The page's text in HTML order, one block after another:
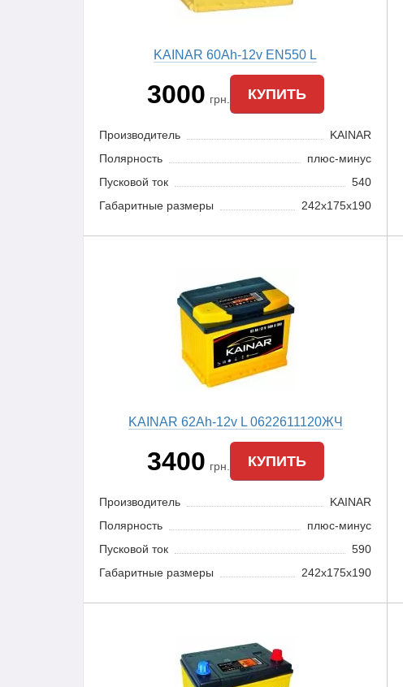
KAINAR 60Ah-12v EN550 L
3000 грн. КУПИТЬ
Производитель
KAINAR
Полярность
плюс-минус
Пусковой ток
540
Габаритные размеры
242x175x190
KAINAR 62Ah-12v L 0622611120ЖЧ
3400 грн. КУПИТЬ
Производитель
KAINAR
Полярность
плюс-минус
Пусковой ток
590
Габаритные размеры
242x175x190